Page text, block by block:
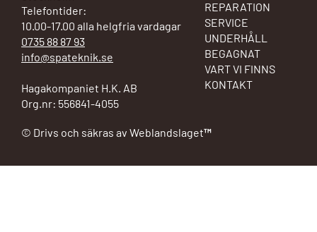
Telefontider:
10.00-17.00 alla helgfria vardagar
0735 88 87 93
info@spateknik.se
Hagakompaniet H.K. AB
Org.nr: 556841-4055
REPARATION
SERVICE
UNDERHÅLL
BEGAGNAT
VART VI FINNS
KONTAKT
© Drivs och säkras av Weblandslaget™